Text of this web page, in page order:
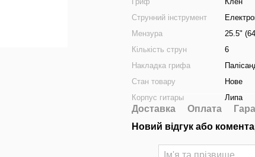
Струнний інструмент
Мензура
25.5"
Кількість струн
6
Накладка грифа
Стан товару
Нове
Корпус гитары
Липа
Доставка Оплата
Новий відгук або